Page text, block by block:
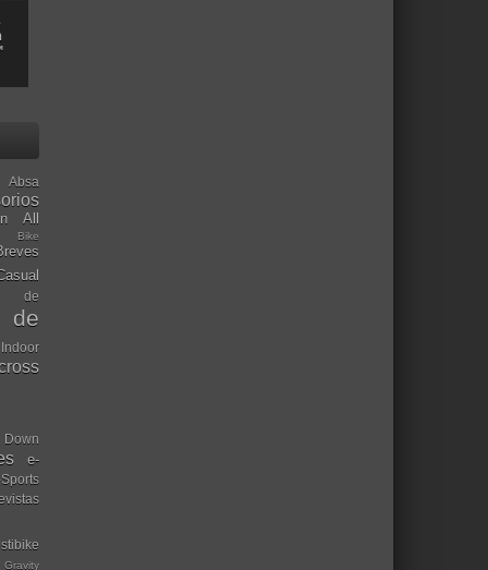
Absa
All
Bike
de
de
Down
e-
Gravity